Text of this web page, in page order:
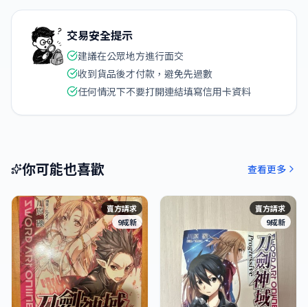
交易安全提示
建議在公眾地方進行面交
收到貨品後才付款，避免先過數
任何情況下不要打開連結填寫信用卡資料
你可能也喜歡 查看更多
賣方請求
9成新
賣方請求
9成新